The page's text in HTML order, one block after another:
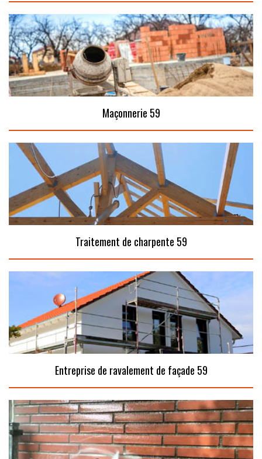
Maçonnerie 59
Traitement de charpente 59
Entreprise de ravalement de façade 59